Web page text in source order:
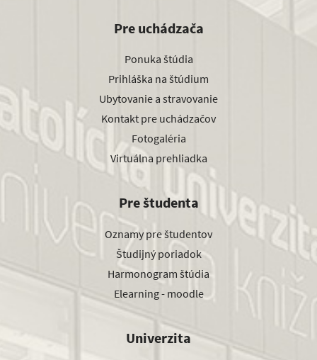
Pre uchádzača
Ponuka štúdia
Prihláška na štúdium
Ubytovanie a stravovanie
Kontakt pre uchádzačov
Fotogaléria
Virtuálna prehliadka
Pre študenta
Oznamy pre študentov
Študijný poriadok
Harmonogram štúdia
Elearning - moodle
Univerzita